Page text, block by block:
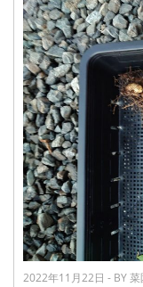
2022年11月22日 - BY